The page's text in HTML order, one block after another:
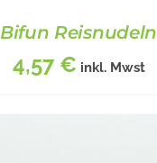
Bifun Reisnudeln
4,57 € inkl. Mwst